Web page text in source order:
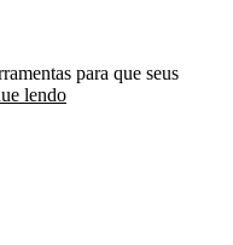
para que seus
lendo